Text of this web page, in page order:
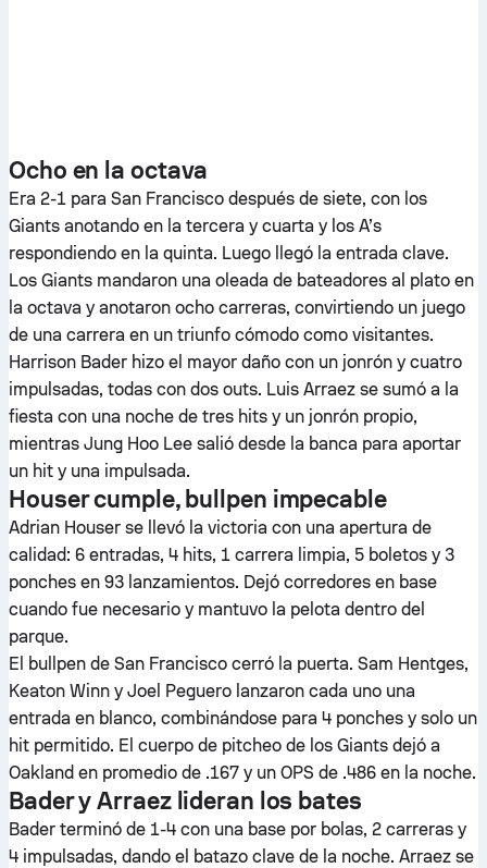
Ocho en la octava
Era 2-1 para San Francisco después de siete, con los
Giants anotando en la tercera y cuarta y los A’s
respondiendo en la quinta. Luego llegó la entrada clave.
Los Giants mandaron una oleada de bateadores al plato en
la octava y anotaron ocho carreras, convirtiendo un juego
de una carrera en un triunfo cómodo como visitantes.
Harrison Bader hizo el mayor daño con un jonrón y cuatro
impulsadas, todas con dos outs. Luis Arraez se sumó a la
fiesta con una noche de tres hits y un jonrón propio,
mientras Jung Hoo Lee salió desde la banca para aportar
un hit y una impulsada.
Houser cumple, bullpen impecable
Adrian Houser se llevó la victoria con una apertura de
calidad: 6 entradas, 4 hits, 1 carrera limpia, 5 boletos y 3
ponches en 93 lanzamientos. Dejó corredores en base
cuando fue necesario y mantuvo la pelota dentro del
parque.
El bullpen de San Francisco cerró la puerta. Sam Hentges,
Keaton Winn y Joel Peguero lanzaron cada uno una
entrada en blanco, combinándose para 4 ponches y solo un
hit permitido. El cuerpo de pitcheo de los Giants dejó a
Oakland en promedio de .167 y un OPS de .486 en la noche.
Bader y Arraez lideran los bates
Bader terminó de 1-4 con una base por bolas, 2 carreras y
4 impulsadas, dando el batazo clave de la noche. Arraez se